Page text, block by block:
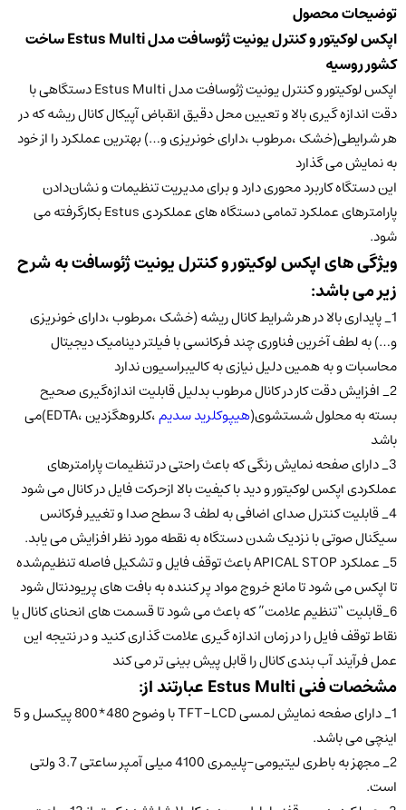
توضیحات محصول
اپکس لوکیتور و کنترل یونیت ژئوسافت مدل Estus Multi ساخت
کشور روسیه
اپکس لوکیتور و کنترل یونیت ژئوسافت مدل Estus Multi دستگاهی با
دقت اندازه گیری بالا و تعیین محل دقیق انقباض آپیکال کانال ریشه که در
هر شرایطی(خشک ،مرطوب ،دارای خونریزی و…) بهترین عملکرد را از خود
به نمایش می گذارد
این دستگاه کاربرد محوری دارد و برای مدیریت تنظیمات و نشان‌دادن
پارامترهای عملکرد تمامی دستگاه های عملکردی Estus بکارگرفته می
شود.
ویژگی های اپکس لوکیتور و کنترل یونیت ژئوسافت به شرح
زیر می باشد:
1_ پایداری بالا در هر شرایط کانال ریشه (خشک ،مرطوب ،دارای خونریزی
و…) به لطف آخرین فناوری چند فرکانسی با فیلتر دینامیک دیجیتال
محاسبات و به همین دلیل نیازی به کالیبراسیون ندارد
2_ افزایش دقت کار در کانال مرطوب بدلیل قابلیت اندازه‌گیری صحیح
بسته به محلول شستشوی(هیپوکلرید سدیم
،کلروهگزدین ،EDTA)می
باشد
3_ دارای صفحه نمایش رنگی که باعث راحتی در تنظیمات پارامترهای
عملکردی اپکس لوکیتور و دید با کیفیت بالا ازحرکت فایل در کانال می شود
4_ قابلیت کنترل صدای اضافی به لطف 3 سطح صدا و تغییر فرکانس
سیگنال صوتی با نزدیک شدن دستگاه به نقطه مورد نظر افزایش می یابد.
5_ عملکرد APICAL STOP باعث توقف فایل و تشکیل فاصله تنظیم‌شده
تا اپکس می شود تا مانع خروج مواد پر کننده به بافت های پریودنتال شود
6_قابلیت “تنظیم علامت” که باعث می شود تا قسمت های انحنای کانال یا
نقاط توقف فایل را در زمان اندازه گیری علامت گذاری کنید و در نتیجه این
عمل فرآیند آب بندی کانال را قابل پیش بینی تر می کند
مشخصات فنی Estus Multi عبارتند از:
1_ دارای صفحه نمایش لمسی TFT-LCD با وضوح 480*800 پیکسل و 5
اینچی می باشد.
2_ مجهز به باطری لیتیومی-پلیمری 4100 میلی آمپر ساعتی 3.7 ولتی
است.